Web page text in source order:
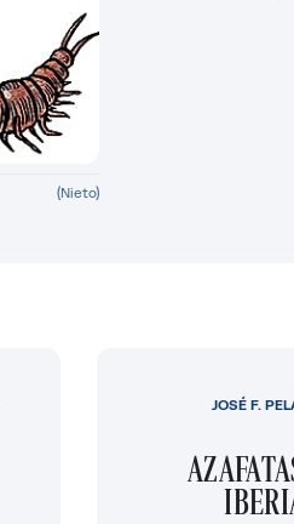
(Nieto)
JOSÉ F.